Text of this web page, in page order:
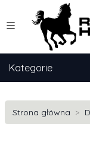
Kategorie
Strona główna